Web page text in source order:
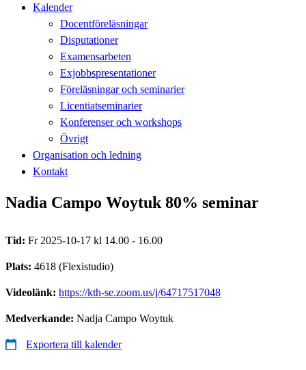
Kalender
Docentföreläsningar
Disputationer
Examensarbeten
Exjobbspresentationer
Föreläsningar och seminarier
Licentiatseminarier
Konferenser och workshops
Övrigt
Organisation och ledning
Kontakt
Nadia Campo Woytuk 80% seminar
Tid: Fr 2025-10-17 kl 14.00 - 16.00
Plats: 4618 (Flexistudio)
Videolänk: https://kth-se.zoom.us/j/64717517048
Medverkande: Nadja Campo Woytuk
Exportera till kalender